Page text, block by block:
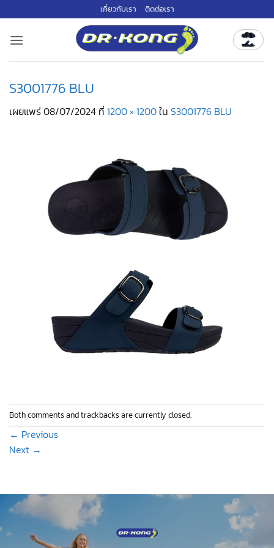
ไป
เกี่ยวกับเรา ติดต่อเรา
S3001776 BLU
เผยแพร่08/07/2024 ที่ 1200 × 1200ใน S3001776 BLU
Both comments and trackbacks are currently closed.
← Previous
Next →